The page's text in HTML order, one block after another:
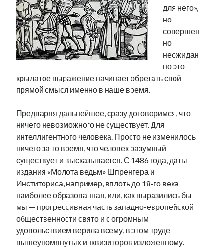
для него»,
но
совершен
но
неожидан
но это
крылатое выражение начинает обретать свой
прямой смысл именно в наше время.
Предваряя дальнейшее, сразу договоримся, что
ничего невозможного не существует. Для
интеллигентного человека. Просто не изменилось
ничего за то время, что человек разумный
существует и высказывается. С 1486 года, даты
издания «Молота ведьм» Шпренгера и
Инститориса, например, вплоть до 18-го века
наиболее образованная, или, как выразились бы
мы — прогрессивная часть западно-европейской
общественности свято и с огромным
удовольствием верила всему, в этом труде
вышеупомянутых инквизиторов изложенному.